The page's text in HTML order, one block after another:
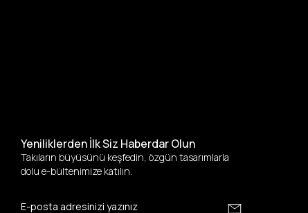
Yeniliklerden İlk Siz Haberdar Olun
Takıların büyüsünü keşfedin, özgün tasarımlarla
dolu e-bültenimize katılın.